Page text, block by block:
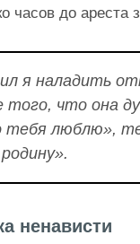
часов до ареста
я наладить
того, что она
тебя люблю»,
ненависти